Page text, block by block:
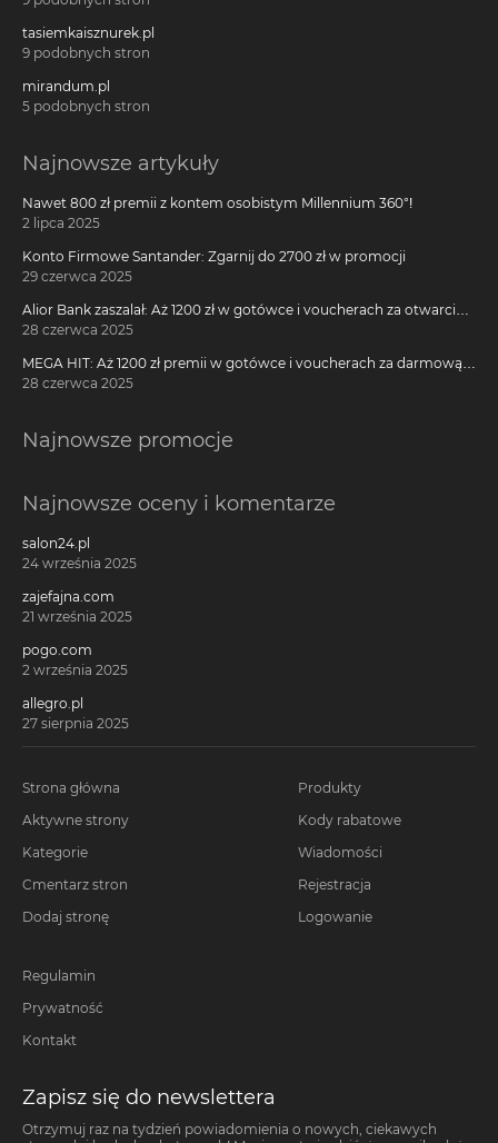
tasiemkaisznurek.pl
9 podobnych stron
mirandum.pl
5 podobnych stron
Najnowsze artykuły
Nawet 800 zł premii z kontem osobistym Millennium 360°!
2 lipca 2025
Konto Firmowe Santander: Zgarnij do 2700 zł w promocji
29 czerwca 2025
Alior Bank zaszalał: Aż 1200 zł w gotówce i voucherach za otwarcie
darmowego konta!
28 czerwca 2025
MEGA HIT: Aż 1200 zł premii w gotówce i voucherach za darmową
kartę kredytową Citi Simplicity
28 czerwca 2025
Najnowsze promocje
Najnowsze oceny i komentarze
salon24.pl
24 września 2025
zajefajna.com
21 września 2025
pogo.com
2 września 2025
allegro.pl
27 sierpnia 2025
Strona główna
Aktywne strony
Kategorie
Cmentarz stron
Dodaj stronę
Produkty
Kody rabatowe
Wiadomości
Rejestracja
Logowanie
Regulamin
Prywatność
Kontakt
Zapisz się do newslettera
Otrzymuj raz na tydzień powiadomienia o nowych, ciekawych